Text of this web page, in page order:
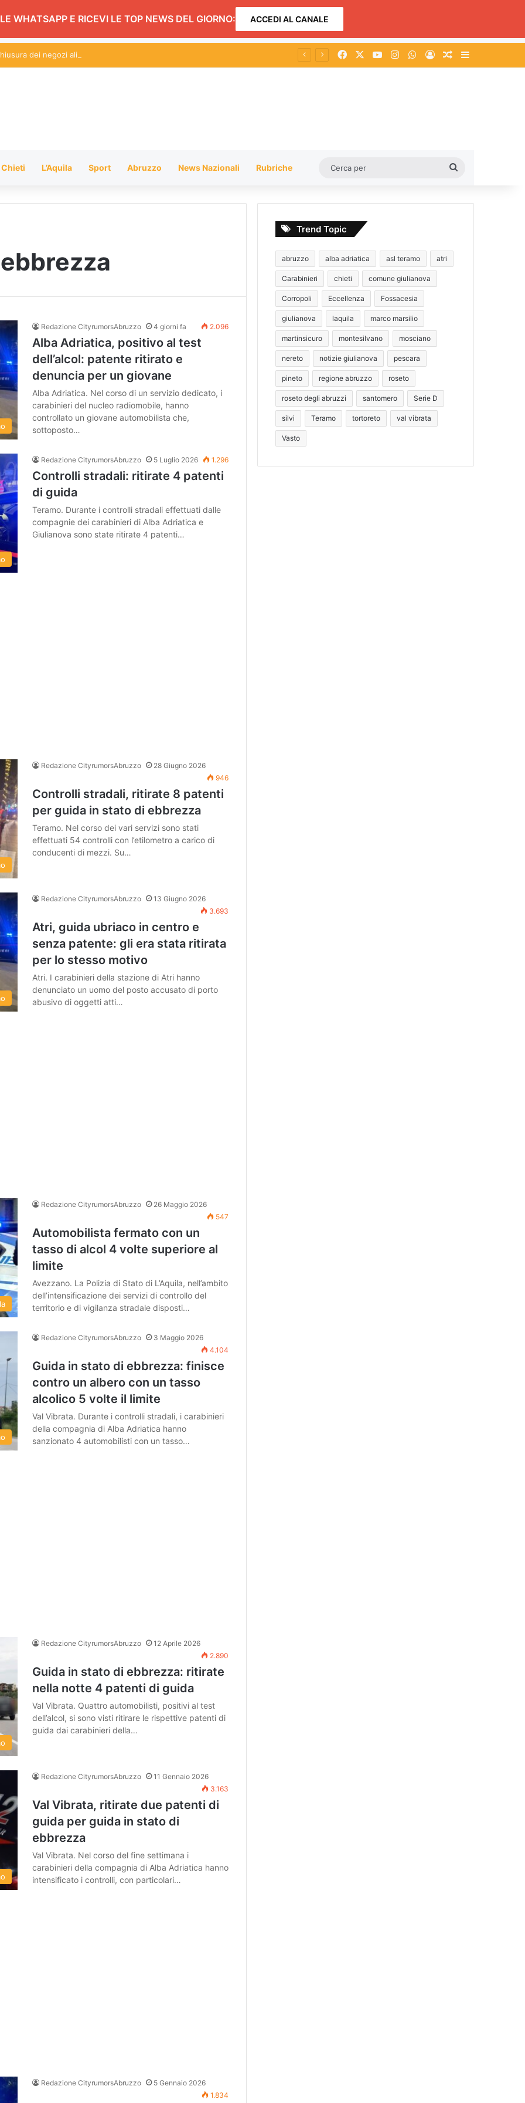
WHATSAPP E RICEVI LE TOP NEWS DEL GIORNO: ACCEDI AL CANALE
dei negozi alimentari del centro entro le 20.30: l’ordinanza Facebook You TubeInstagramWhatsApp
AccediUn articolo a
Chieti L’Aquila Sport Abruzzo News Nazionali Rubriche
Redazione CityrumorsAbruzzo 4 giorni fa 2.096
Alba Adriatica, positivo al test
dell’alcol: patente ritirato e
denuncia per un giovane
Alba Adriatica. Nel corso di un servizio dedicato, i
carabinieri del nucleo radiomobile, hanno
controllato un giovane automobilista che,
sottoposto…
Redazione CityrumorsAbruzzo 5 Luglio 2026 1.296
Controlli stradali: ritirate 4 patenti
di guida
Teramo. Durante i controlli stradali effettuati dalle
compagnie dei carabinieri di Alba Adriatica e
Giulianova sono state ritirate 4 patenti…
Redazione CityrumorsAbruzzo
28 Giugno 2026
946
Controlli stradali, ritirate 8 patenti
per guida in stato di ebbrezza
Teramo. Nel corso dei vari servizi sono stati
effettuati 54 controlli con l’etilometro a carico di
conducenti di mezzi. Su…
Redazione CityrumorsAbruzzo
13 Giugno 2026
3.693
Atri, guida ubriaco in centro e
senza patente: gli era stata ritirata
per lo stesso motivo
Atri. I carabinieri della stazione di Atri hanno
denunciato un uomo del posto accusato di porto
abusivo di oggetti atti…
Redazione CityrumorsAbruzzo
26 Maggio 2026
547
Automobilista fermato con un
tasso di alcol 4 volte superiore al
limite
Avezzano. La Polizia di Stato di L’Aquila, nell’ambito
dell’intensificazione dei servizi di controllo del
territorio e di vigilanza stradale disposti…
Redazione CityrumorsAbruzzo
3 Maggio 2026
4.104
Guida in stato di ebbrezza: finisce
contro un albero con un tasso
alcolico 5 volte il limite
Val Vibrata. Durante i controlli stradali, i carabinieri
della compagnia di Alba Adriatica hanno
sanzionato 4 automobilisti con un tasso…
Redazione CityrumorsAbruzzo
12 Aprile 2026
2.890
Guida in stato di ebbrezza: ritirate
nella notte 4 patenti di guida
Val Vibrata. Quattro automobilisti, positivi al test
dell’alcol, si sono visti ritirare le rispettive patenti di
guida dai carabinieri della…
Redazione CityrumorsAbruzzo
11 Gennaio 2026
3.163
Val Vibrata, ritirate due patenti di
guida per guida in stato di
ebbrezza
Val Vibrata. Nel corso del fine settimana i
carabinieri della compagnia di Alba Adriatica hanno
intensificato i controlli, con particolari…
Redazione CityrumorsAbruzzo
5 Gennaio 2026
1.834
Trend Topic
abruzzo alba adriatica asl teramo atri
Carabinieri chieti comune giulianova
Corropoli Eccellenza Fossacesia
giulianova laquila marco marsilio
martinsicuro montesilvano mosciano
nereto notizie giulianova pescara
pineto regione abruzzo roseto
roseto degli abruzzi santomero Serie D
silvi Teramo tortoreto val vibrata
Vasto